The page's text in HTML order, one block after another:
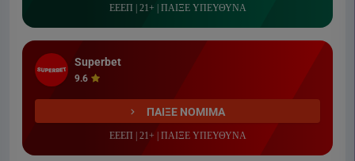
ΕΕΕΠ | 21+ | ΠΑΙΞΕ ΥΠΕΥΘΥΝΑ
Superbet
9.6
ΠΑΙΞΕ ΝΟΜΙΜΑ
ΕΕΕΠ | 21+ | ΠΑΙΞΕ ΥΠΕΥΘΥΝΑ